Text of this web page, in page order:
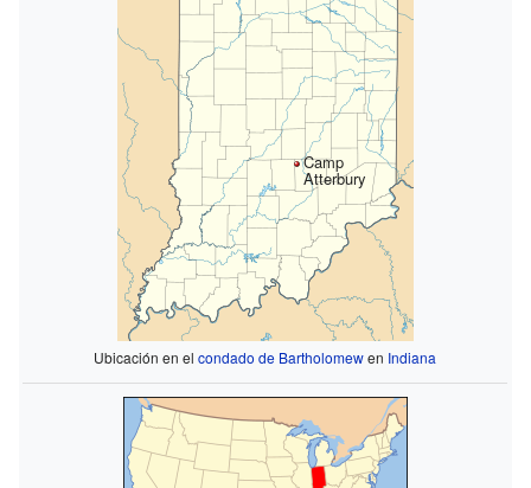
Camp
Atterbury
Ubicación en elcondado de Bartholomewen Indiana